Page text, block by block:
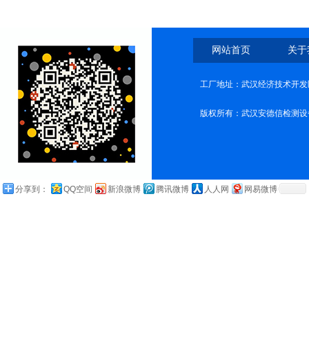
网站首页 关
工厂地址：武汉经济技术开
版权所有：武汉安德信检测
分享到： QQ空间 新浪微博 腾讯微博 人人网 网易微博